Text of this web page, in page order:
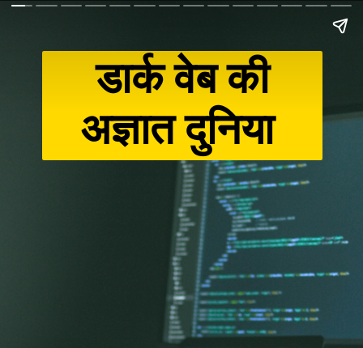
डार्क वेब की
अज्ञात दुनिया